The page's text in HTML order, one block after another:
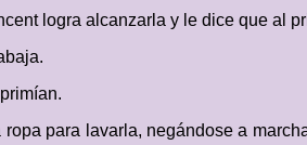
logra alcanzarla y le dice que al
para lavarla, negándose a